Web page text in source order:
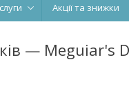
Акції та знижки
— Meguiar's